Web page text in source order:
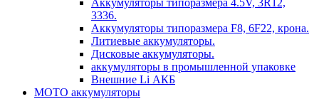
Аккумуляторы типоразмера 4.5V, 3R12,
3336.
Аккумуляторы типоразмера F8, 6F22, крона.
Литиевые аккумуляторы.
Дисковые аккумуляторы.
аккумуляторы в промышленной упаковке
Внешние Li АКБ
МОТО аккумуляторы